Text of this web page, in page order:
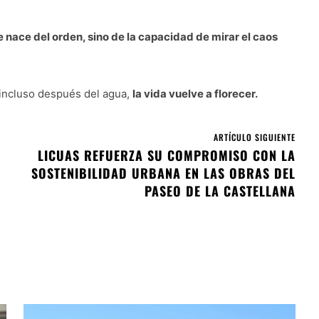
nace del orden, sino de la capacidad de mirar el caos
después del agua, la vida vuelve a florecer.
ARTÍCULO SIGUIENTE
LICUAS REFUERZA SU COMPROMISO CON LA
SOSTENIBILIDAD URBANA EN LAS OBRAS DEL
PASEO DE LA CASTELLANA